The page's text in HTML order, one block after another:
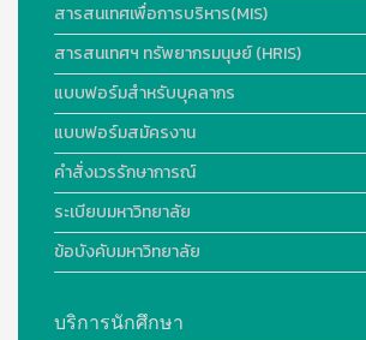
สารสนเทศเพื่อการบริหาร(MIS)
สารสนเทศฯ ทรัพยากรมนุษย์ (HRIS)
แบบฟอร์มสำหรับบุคลากร
แบบฟอร์มสมัครงาน
คำสั่งเวรรักษาการณ์
ระเบียบมหาวิทยาลัย
ข้อบังคับมหาวิทยาลัย
บริการนักศึกษา